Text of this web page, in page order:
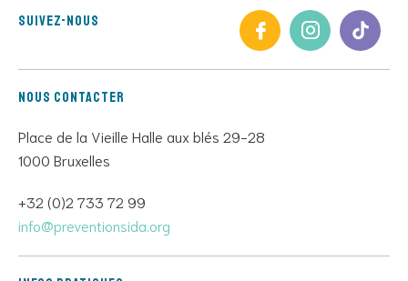
Suivez-nous
Nous contacter
Place de la Vieille Halle aux blés 29-28
1000 Bruxelles
+32 (0)2 733 72 99
info@preventionsida.org